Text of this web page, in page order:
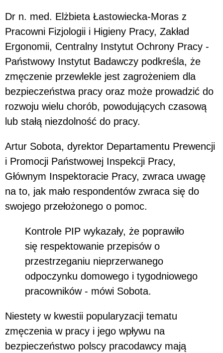
Dr n. med. Elżbieta Łastowiecka-Moras z
Pracowni Fizjologii i Higieny Pracy, Zakład
Ergonomii, Centralny Instytut Ochrony Pracy -
Państwowy Instytut Badawczy podkreśla, że
zmęczenie przewlekle jest zagrożeniem dla
bezpieczeństwa pracy oraz może prowadzić do
rozwoju wielu chorób, powodujących czasową
lub stałą niezdolność do pracy.
Artur Sobota, dyrektor Departamentu Prewencji
i Promocji Państwowej Inspekcji Pracy,
Głównym Inspektoracie Pracy, zwraca uwagę
na to, jak mało respondentów zwraca się do
swojego przełożonego o pomoc.
Kontrole PIP wykazały, że poprawiło
się respektowanie przepisów o
przestrzeganiu nieprzerwanego
odpoczynku domowego i tygodniowego
pracowników - mówi Sobota.
Niestety w kwestii popularyzacji tematu
zmęczenia w pracy i jego wpływu na
bezpieczeństwo polscy pracodawcy mają